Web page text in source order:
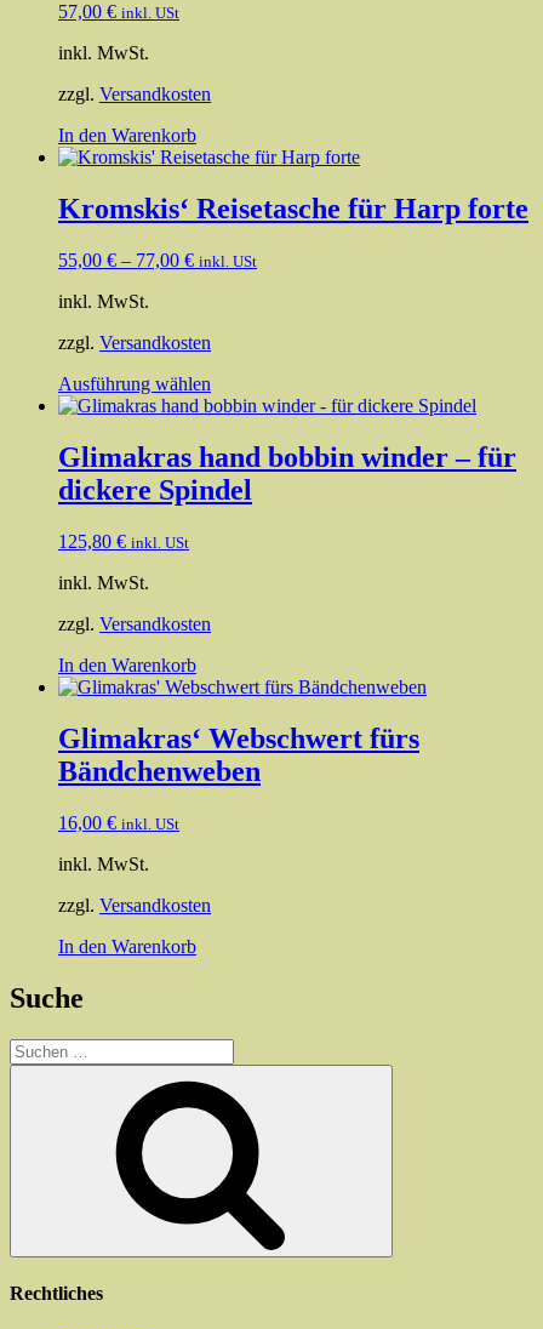
57,00 € inkl. USt
inkl. MwSt.
zzgl. Versandkosten
In den Warenkorb
Kromskis‘ Reisetasche für Harp forte
55,00 € – 77,00 € inkl. USt
inkl. MwSt.
zzgl. Versandkosten
Ausführung wählen
Produkt
mehrere
Varianten
auf.
Glimakras hand bobbin winder – für
dickere Spindel
125,80 € inkl. USt
inkl. MwSt.
zzgl. Versandkosten
In den Warenkorb
Glimakras‘ Webschwert fürs
Bändchenweben
16,00 € inkl. USt
inkl. MwSt.
zzgl. Versandkosten
In den Warenkorb
Suche
Suchen
nach:
Rechtliches